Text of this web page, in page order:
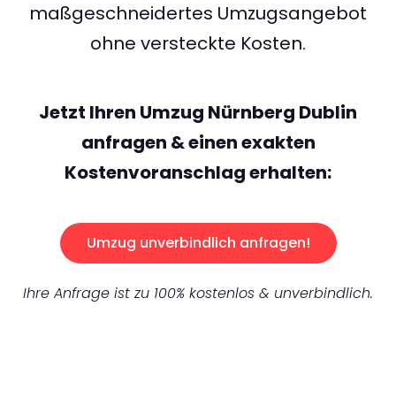
maßgeschneidertes Umzugsangebot
ohne versteckte Kosten.
Jetzt Ihren Umzug Nürnberg Dublin
anfragen & einen exakten
Kostenvoranschlag erhalten:
Umzug unverbindlich anfragen!
Ihre Anfrage ist zu 100% kostenlos & unverbindlich.